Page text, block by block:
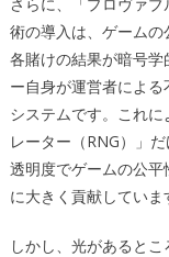
術の導入は、ゲームの
各賭けの結果が暗号
ー自身が運営者によ
システムです。これ
レーター（RNG）」
透明度でゲームの公
に大きく貢献していま
しかし、光があると